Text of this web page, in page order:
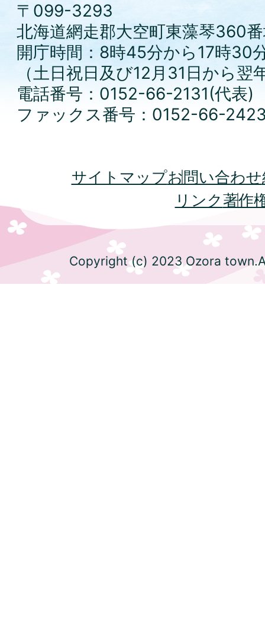
〒099-3293
北海道網走郡大空町東藻琴360
開庁時間：8時45分から17時30
（土日祝日及び12月31日から
電話番号：0152-66-2131(代表)
ファックス番号：0152-66-
サイトマップお問い合わせ
リンク著作
Copyright (c) 2023 Ozora